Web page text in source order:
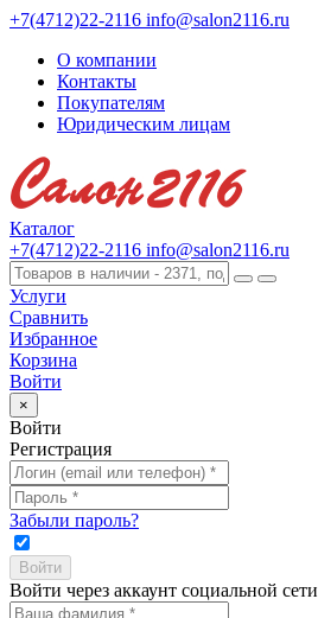
+7(4712)22-2116 info@salon2116.ru
О компании
Контакты
Покупателям
Юридическим лицам
Каталог
+7(4712)22-2116 info@salon2116.ru
Услуги
Сравнить
Избранное
Корзина
Войти
×
Войти
Регистрация
Забыли пароль?
Войти через аккаунт социальной сети